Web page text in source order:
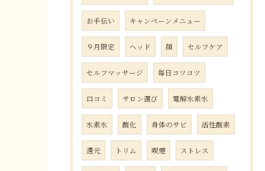
お手伝い キャンペーンメニュー
９月限定 ヘッド 顔 セルフケア
セルフマッサージ 毎日コツコツ
口コミ サロン選び 電解水素水
水素水 酸化 身体のサビ 活性酸素
還元 トリム 喫煙 ストレス